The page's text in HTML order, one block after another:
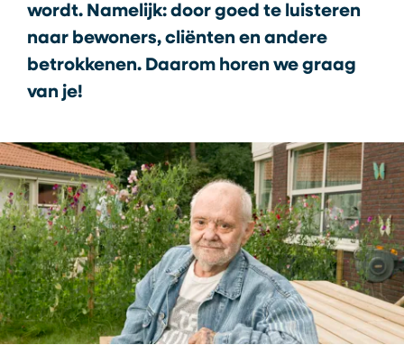
wordt. Namelijk: door goed te luisteren
naar bewoners, cliënten en andere
betrokkenen. Daarom horen we graag
van je!